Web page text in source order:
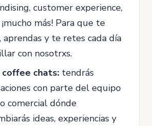
customer experience,
más! Para que te
aprendas y te retes cada día
con nosotrxs.
chats: tendrás
con parte del equipo
comercial dónde
ideas, experiencias y